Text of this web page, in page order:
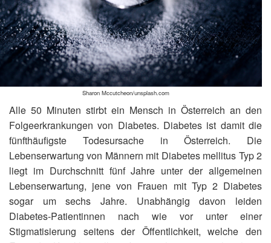
Sharon Mccutcheon/unsplash.com
Alle 50 Minuten stirbt ein Mensch in Österreich an den
Folgeerkrankungen von Diabetes. Diabetes ist damit die
fünfthäufigste Todesursache in Österreich. Die
Lebenserwartung von Männern mit Diabetes mellitus Typ 2
liegt im Durchschnitt fünf Jahre unter der allgemeinen
Lebenserwartung, jene von Frauen mit Typ 2 Diabetes
sogar um sechs Jahre. Unabhängig davon leiden
Diabetes-Patientinnen nach wie vor unter einer
Stigmatisierung seitens der Öffentlichkeit, welche den